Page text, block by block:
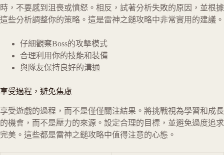
時，不要感到沮喪或憤怒。相反，試著分析失敗的原因，並根據
這些分析調整你的策略。這是雷神之鎚攻略中非常實用的建議。
仔細觀察Boss的攻擊模式
合理利用你的技能和裝備
與隊友保持良好的溝通
享受過程，避免焦慮
享受遊戲的過程，而不是僅僅關注結果。將挑戰視為學習和成長
的機會，而不是壓力的來源。設定合理的目標，並避免過度追求
完美。這些都是雷神之鎚攻略中值得注意的心態。